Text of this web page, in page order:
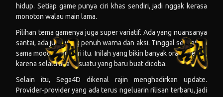
hidup. Setiap game punya ciri khas sendiri, jadi nggak kerasa
monoton walau main lama.
Pilihan tema gamenya juga super variatif. Ada yang nuansanya
santai, ada juga yang penuh warna dan aksi. Tinggal sesuaikan
sama mood kamu hari itu. Inilah yang bikin banyak orang betah,
karena selalu ada sesuatu yang baru buat dicoba.
Selain itu, Sega4D dikenal rajin menghadirkan update.
Provider-provider yang ada terus ngeluarin rilisan terbaru, jadi